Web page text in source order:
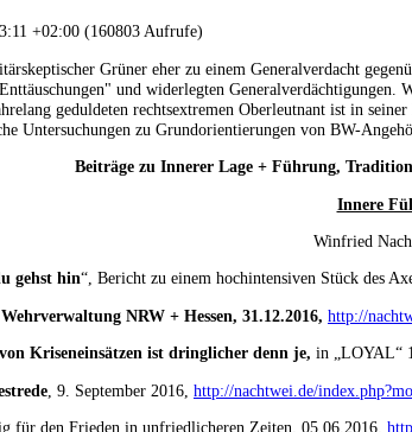
+02:00 (160803 Aufrufe)
Grüner eher zu einem Generalverdacht
und widerlegten
geduldeten rechtsextremen Oberleutnant ist in
Untersuchungen zu Grundorientierungen von BW-
Beiträge zu Innerer Lage + Führung,
Innere
Winfried
gehst hin“, Bericht zu einem hochintensiven Stück des
NRW + Hessen, 31.12.2016, http://
Kriseneinsätzen ist dringlicher denn je, in „LOYAL“
, 9. September 2016, http://nachtwei.de/
für den Frieden in unfriedlicheren Zeiten, 05.06.2016,